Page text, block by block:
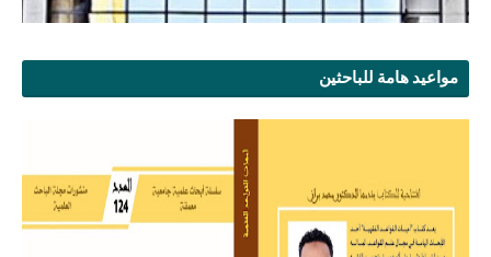
مواعيد هامة للباحثين